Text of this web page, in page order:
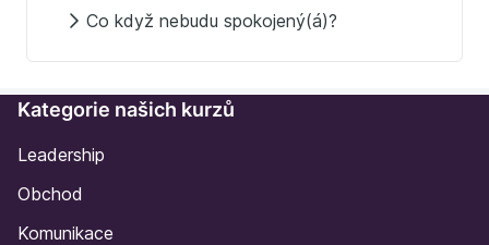
Co když nebudu spokojený(á)?
Kategorie našich kurzů
Leadership
Obchod
Komunikace